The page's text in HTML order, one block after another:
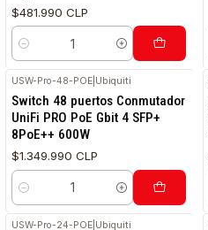
$481.990 CLP
Cantidad
USW-Pro-48-POE Ubiquiti
Switch 48 puertos Conmutador
UniFi PRO PoE Gbit 4 SFP+
8PoE++ 600W
$1.349.990 CLP
Cantidad
USW-Pro-24-POE Ubiquiti